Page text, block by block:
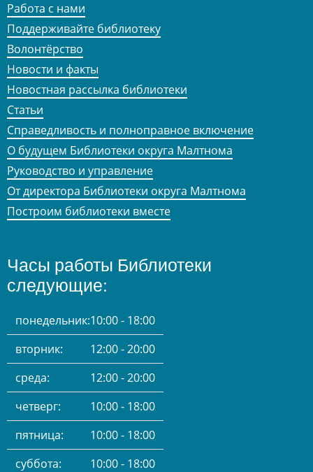
Работа с нами
Поддерживайте библиотеку
Волонтёрство
Новости и факты
Новостная рассылка библиотеки
Статьи
Справедливость и полноправное включение
О будущем Библиотеки округа Малтнома
Руководство и управление
От директора Библиотеки округа Малтнома
Построим библиотеки вместе
Часы работы Библиотеки
следующие:
понедельник:10:00 - 18:00
вторник:
12:00 - 20:00
среда:
12:00 - 20:00
четверг:
10:00 - 18:00
пятница:
10:00 - 18:00
суббота:
10:00 - 18:00